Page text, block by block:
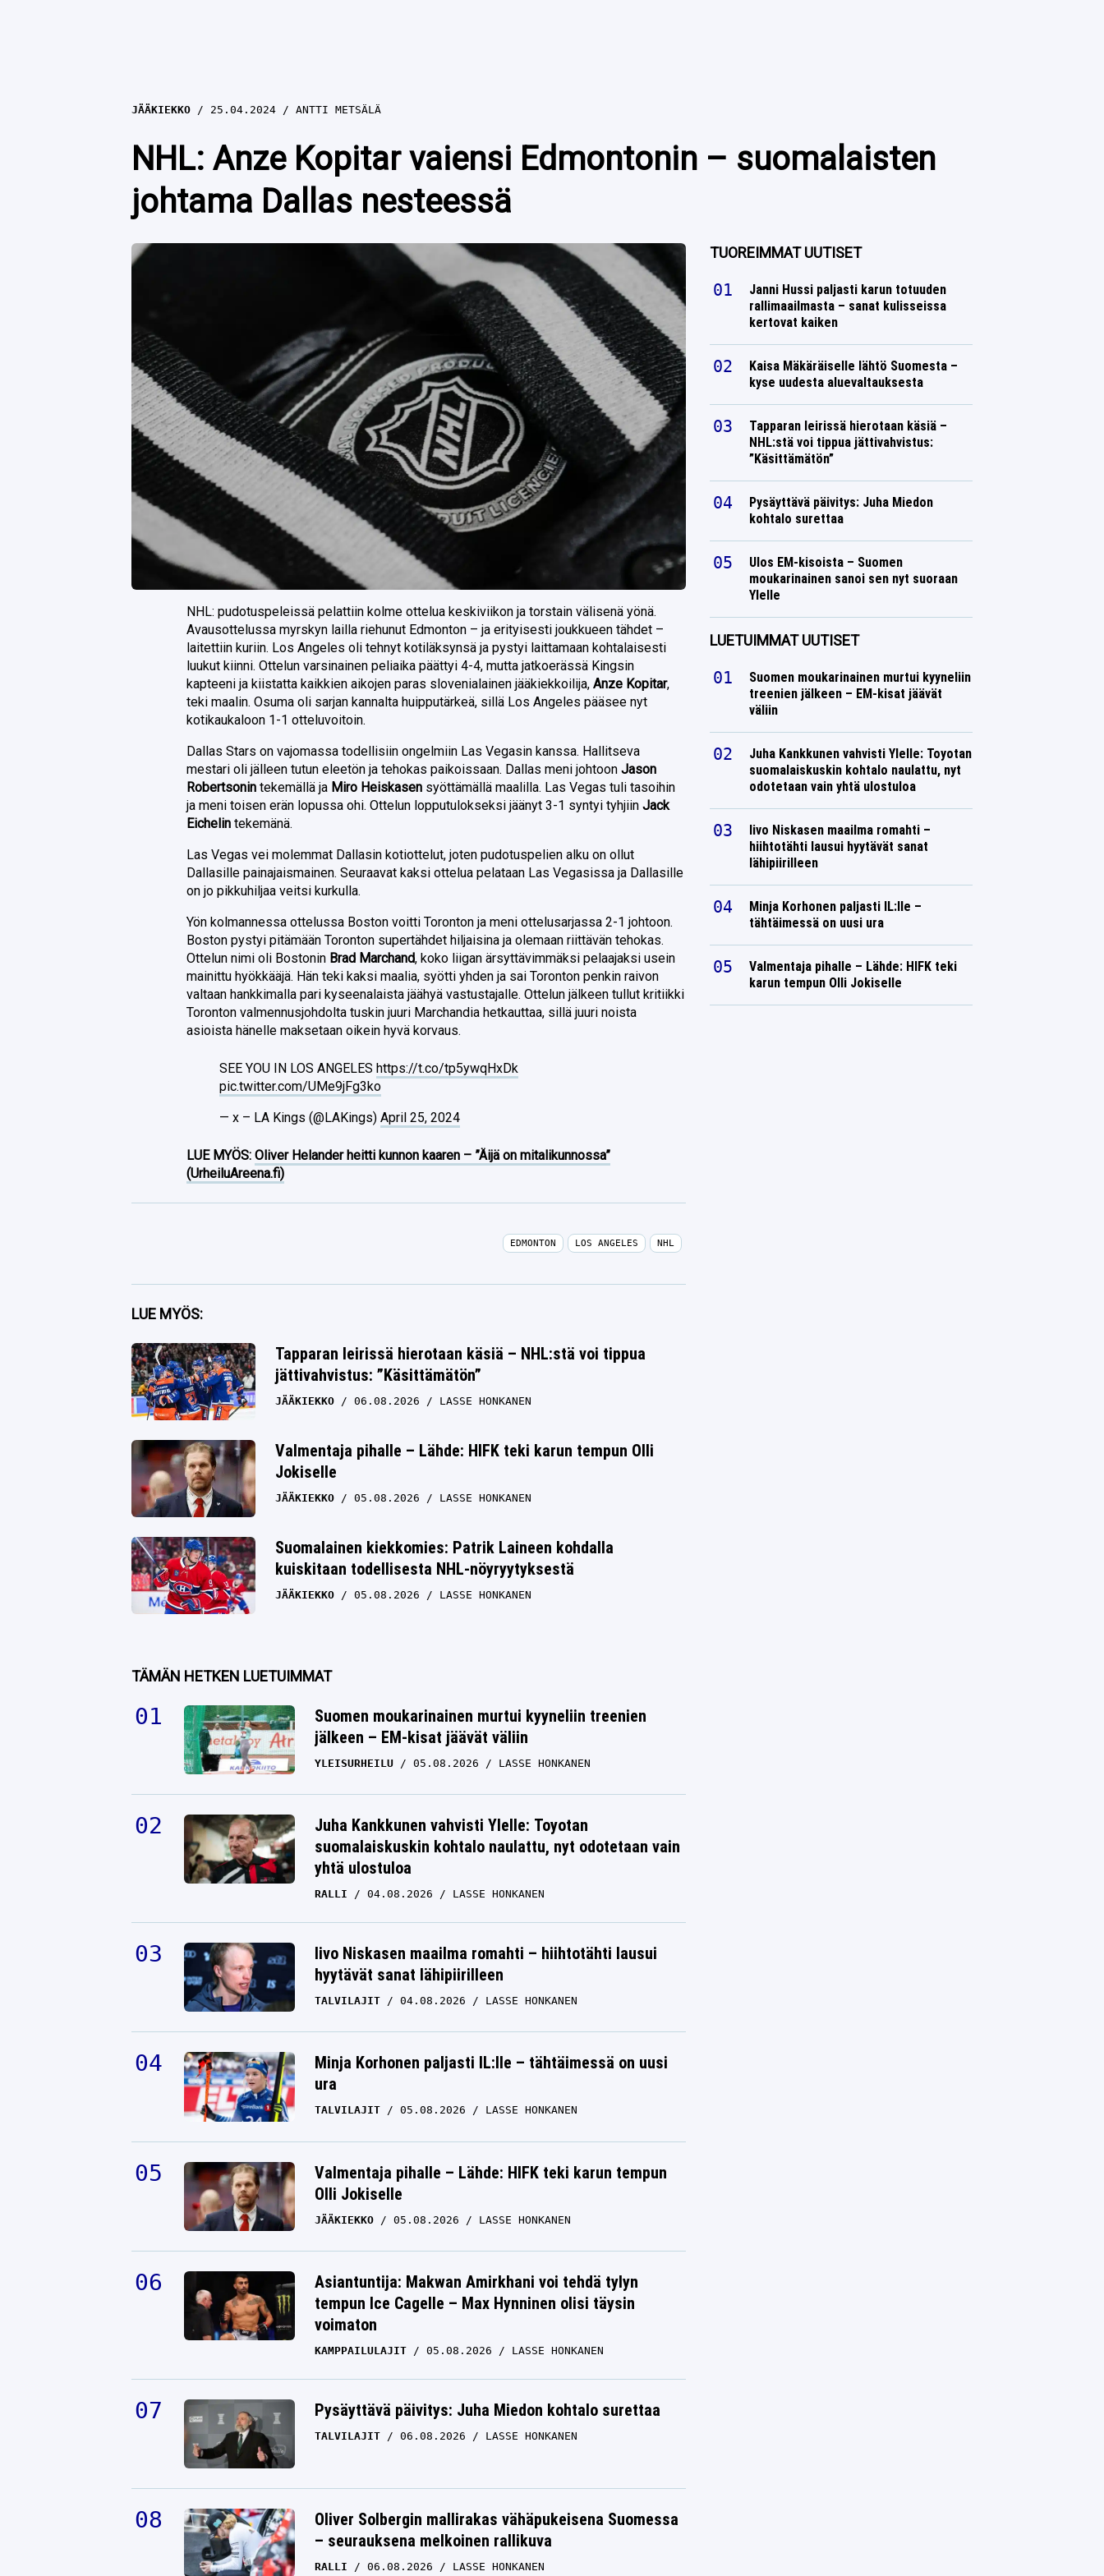
JÄÄKIEKKO 25.04.2024 ANTTI METSÄLÄ
NHL: Anze Kopitar vaiensi Edmontonin – suomalaisten
johtama Dallas nesteessä
NHL: pudotuspeleissä pelattiin kolme ottelua keskiviikon ja torstain välisenä yönä.
Avausottelussa myrskyn lailla riehunut Edmonton – ja erityisesti joukkueen tähdet –
laitettiin kuriin. Los Angeles oli tehnyt kotiläksynsä ja pystyi laittamaan kohtalaisesti
luukut kiinni. Ottelun varsinainen peliaika päättyi 4-4, mutta jatkoerässä Kingsin
kapteeni ja kiistatta kaikkien aikojen paras slovenialainen jääkiekkoilija,Anze Kopitar,
teki maalin. Osuma oli sarjan kannalta huipputärkeä, sillä Los Angeles pääsee nyt
kotikaukaloon 1-1 otteluvoitoin.
Dallas Stars on vajomassa todellisiin ongelmiin Las Vegasin kanssa. Hallitseva
mestari oli jälleen tutun eleetön ja tehokas paikoissaan. Dallas meni johtoon Jason
Robertsonin tekemällä ja Miro Heiskasen syöttämällä maalilla. Las Vegas tuli tasoihin
ja meni toisen erän lopussa ohi. Ottelun lopputulokseksi jäänyt 3-1 syntyi tyhjiin Jack
Eichelintekemänä.
Las Vegas vei molemmat Dallasin kotiottelut, joten pudotuspelien alku on ollut
Dallasille painajaismainen. Seuraavat kaksi ottelua pelataan Las Vegasissa ja Dallasille
on jo pikkuhiljaa veitsi kurkulla.
Yön kolmannessa ottelussa Boston voitti Toronton ja meni ottelusarjassa 2-1 johtoon.
Boston pystyi pitämään Toronton supertähdet hiljaisina ja olemaan riittävän tehokas.
Ottelun nimi oli Bostonin Brad Marchand, koko liigan ärsyttävimmäksi pelaajaksi usein
mainittu hyökkääjä. Hän teki kaksi maalia, syötti yhden ja sai Toronton penkin raivon
valtaan hankkimalla pari kyseenalaista jäähyä vastustajalle. Ottelun jälkeen tullut kritiikki
Toronton valmennusjohdolta tuskin juuri Marchandia hetkauttaa, sillä juuri noista
asioista hänelle maksetaan oikein hyvä korvaus.
SEE YOU IN LOS ANGELEShttps://t.co/tp5ywqHxDk
pic.twitter.com/UMe9jFg3ko
— x – LA Kings (@LAKings)April 25, 2024
LUE MYÖS:Oliver Helander heitti kunnon kaaren – ”Äijä on mitalikunnossa”
(UrheiluAreena.fi)
Facebook
Twitter
Whatsapp
EDMONTON LOS ANGELES NHL
LUE MYÖS:
Tapparan leirissä hierotaan käsiä – NHL:stä voi tippua
jättivahvistus: ”Käsittämätön”
JÄÄKIEKKO 06.08.2026 LASSE HONKANEN
Valmentaja pihalle – Lähde: HIFK teki karun tempun Olli
Jokiselle
JÄÄKIEKKO 05.08.2026 LASSE HONKANEN
Suomalainen kiekkomies: Patrik Laineen kohdalla
kuiskitaan todellisesta NHL-nöyryytyksestä
JÄÄKIEKKO 05.08.2026 LASSE HONKANEN
TÄMÄN HETKEN LUETUIMMAT
Suomen moukarinainen murtui kyyneliin treenien
jälkeen – EM-kisat jäävät väliin
YLEISURHEILU 05.08.2026 LASSE HONKANEN
Juha Kankkunen vahvisti Ylelle: Toyotan
suomalaiskuskin kohtalo naulattu, nyt odotetaan vain
yhtä ulostuloa
RALLI 04.08.2026 LASSE HONKANEN
Iivo Niskasen maailma romahti – hiihtotähti lausui
hyytävät sanat lähipiirilleen
TALVILAJIT 04.08.2026 LASSE HONKANEN
Minja Korhonen paljasti IL:lle – tähtäimessä on uusi
ura
TALVILAJIT 05.08.2026 LASSE HONKANEN
Valmentaja pihalle – Lähde: HIFK teki karun tempun
Olli Jokiselle
JÄÄKIEKKO 05.08.2026 LASSE HONKANEN
Asiantuntija: Makwan Amirkhani voi tehdä tylyn
tempun Ice Cagelle – Max Hynninen olisi täysin
voimaton
KAMPPAILULAJIT 05.08.2026 LASSE HONKANEN
Pysäyttävä päivitys: Juha Miedon kohtalo surettaa
TALVILAJIT 06.08.2026 LASSE HONKANEN
Oliver Solbergin mallirakas vähäpukeisena Suomessa
– seurauksena melkoinen rallikuva
RALLI 06.08.2026 LASSE HONKANEN
TUOREIMMAT UUTISET
Janni Hussi paljasti karun totuuden
rallimaailmasta – sanat kulisseissa
kertovat kaiken
Kaisa Mäkäräiselle lähtö Suomesta –
kyse uudesta aluevaltauksesta
Tapparan leirissä hierotaan käsiä –
NHL:stä voi tippua jättivahvistus:
”Käsittämätön”
Pysäyttävä päivitys: Juha Miedon
kohtalo surettaa
Ulos EM-kisoista – Suomen
moukarinainen sanoi sen nyt suoraan
Ylelle
LUETUIMMAT UUTISET
Suomen moukarinainen murtui kyyneliin
treenien jälkeen – EM-kisat jäävät
väliin
Juha Kankkunen vahvisti Ylelle: Toyotan
suomalaiskuskin kohtalo naulattu, nyt
odotetaan vain yhtä ulostuloa
Iivo Niskasen maailma romahti –
hiihtotähti lausui hyytävät sanat
lähipiirilleen
Minja Korhonen paljasti IL:lle –
tähtäimessä on uusi ura
Valmentaja pihalle – Lähde: HIFK teki
karun tempun Olli Jokiselle